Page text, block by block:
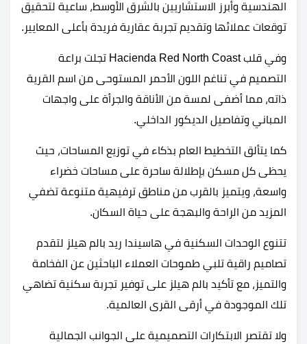
الهندسية وأبرز الاستشاريين بالشرق الأوسط، ساعية لتحقيق
توقعات عملائها وتقديم تجربة عقارية فريدة بأعلى المعايير.
وفي قلب Hacienda Red North Coast تجلت براعة
التصميم في تناغم اللون الأحمر المستوحى من اسم القرية
ذاته، مما أضفى لمسة من الأناقة والجرأة على واجهات
المباني وتفاصيل الديكور الداخلي.
كما يتألق التخطيط العام بذكاء في توزيع المساحات، حيث
يحظى كل مسكن بإطلالة ساحرة على مساحات خضراء
واسعة، ويتميز بالقرب من مناطق ترفيهية متنوعة تضفي
المزيد من الراحة والبهجة على حياة السكان.
تتنوع الوحدات السكنية في هاسيندا ريد بالم هيلز لتقدم
تصاميم راقية تلبي طموحات العملاء الباحثين عن الفخامة
والتميز، مع تأكيد بالم هيلز على توفير تجربة سكنية تضاهي
تلك الموجودة في أرقى القرى العالمية.
ولا تقتصر الابتكارات التصميمية على الجوانب الجمالية